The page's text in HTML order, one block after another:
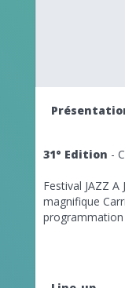
31° Edition -
Festival JAZZ A
magnifique
programmation